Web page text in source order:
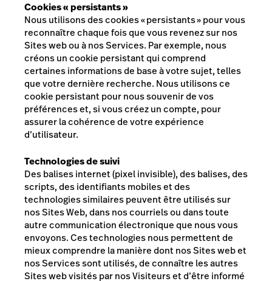
Cookies « persistants »
Nous utilisons des cookies « persistants » pour vous
reconnaître chaque fois que vous revenez sur nos
Sites web ou à nos Services. Par exemple, nous
créons un cookie persistant qui comprend
certaines informations de base à votre sujet, telles
que votre dernière recherche. Nous utilisons ce
cookie persistant pour nous souvenir de vos
préférences et, si vous créez un compte, pour
assurer la cohérence de votre expérience
d’utilisateur.
Technologies de suivi
Des balises internet (pixel invisible), des balises, des
scripts, des identifiants mobiles et des
technologies similaires peuvent être utilisés sur
nos Sites Web, dans nos courriels ou dans toute
autre communication électronique que nous vous
envoyons. Ces technologies nous permettent de
mieux comprendre la manière dont nos Sites web et
nos Services sont utilisés, de connaître les autres
Sites web visités par nos Visiteurs et d’être informé